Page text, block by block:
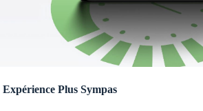
Expérience Plus Sympas